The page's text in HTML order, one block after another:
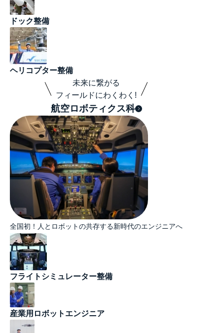
ドック整備
ヘリコプター整備
未来に繋がる
フィールドにわくわく!
航空ロボティクス科
全国初！人とロボットの共存する新時代のエンジニアへ
フライトシミュレーター整備
産業用ロボットエンジニア